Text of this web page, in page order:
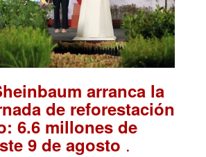
arranca la
de reforestación
6.6 millones de
9 de agosto .